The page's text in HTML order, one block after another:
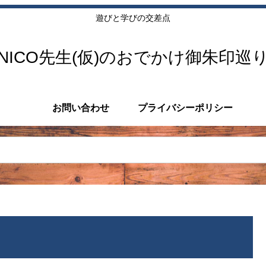
遊びと学びの交差点
先生(仮)のおでかけ御朱印巡
お問い合わせ プライバシーポリシー